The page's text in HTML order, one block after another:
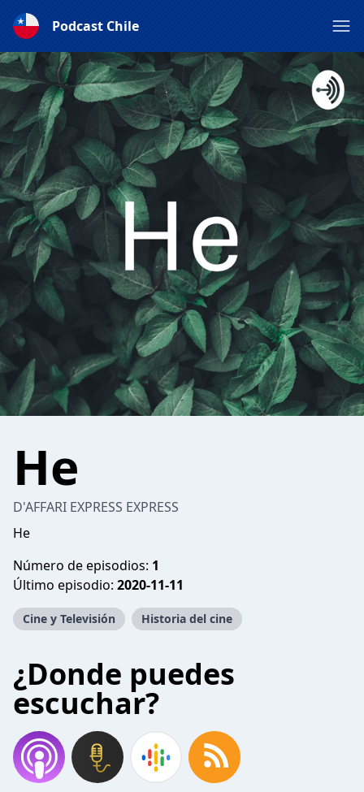
Podcast Chile
He
D'AFFARI EXPRESS EXPRESS
He
Número de episodios: 1
Último episodio: 2020-11-11
Cine y Televisión Historia del cine
¿Donde puedes
escuchar?